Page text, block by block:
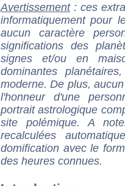
Avertissement: ces
informatiquement pour
aucun caractère
significations des
signes et/ou en
dominantes
moderne. De plus,
l'honneur d'une
portrait astrologique
site polémique. A
recalculées
domification avec le
des heures connues.